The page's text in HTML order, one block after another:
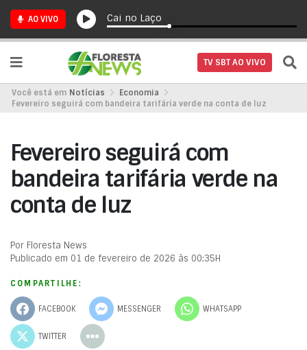
AO VIVO Cai no Laço
TV SBT AO VIVO
Você está em Notícias
Economia
Fevereiro seguirá com bandeira tarifária verde na conta de luz
Fevereiro seguirá com
bandeira tarifária verde na
conta de luz
Por Floresta News
Publicado em 01 de fevereiro de 2026 às 00:35H
COMPARTILHE:
FACEBOOK MESSENGER WHATSAPP
TWITTER